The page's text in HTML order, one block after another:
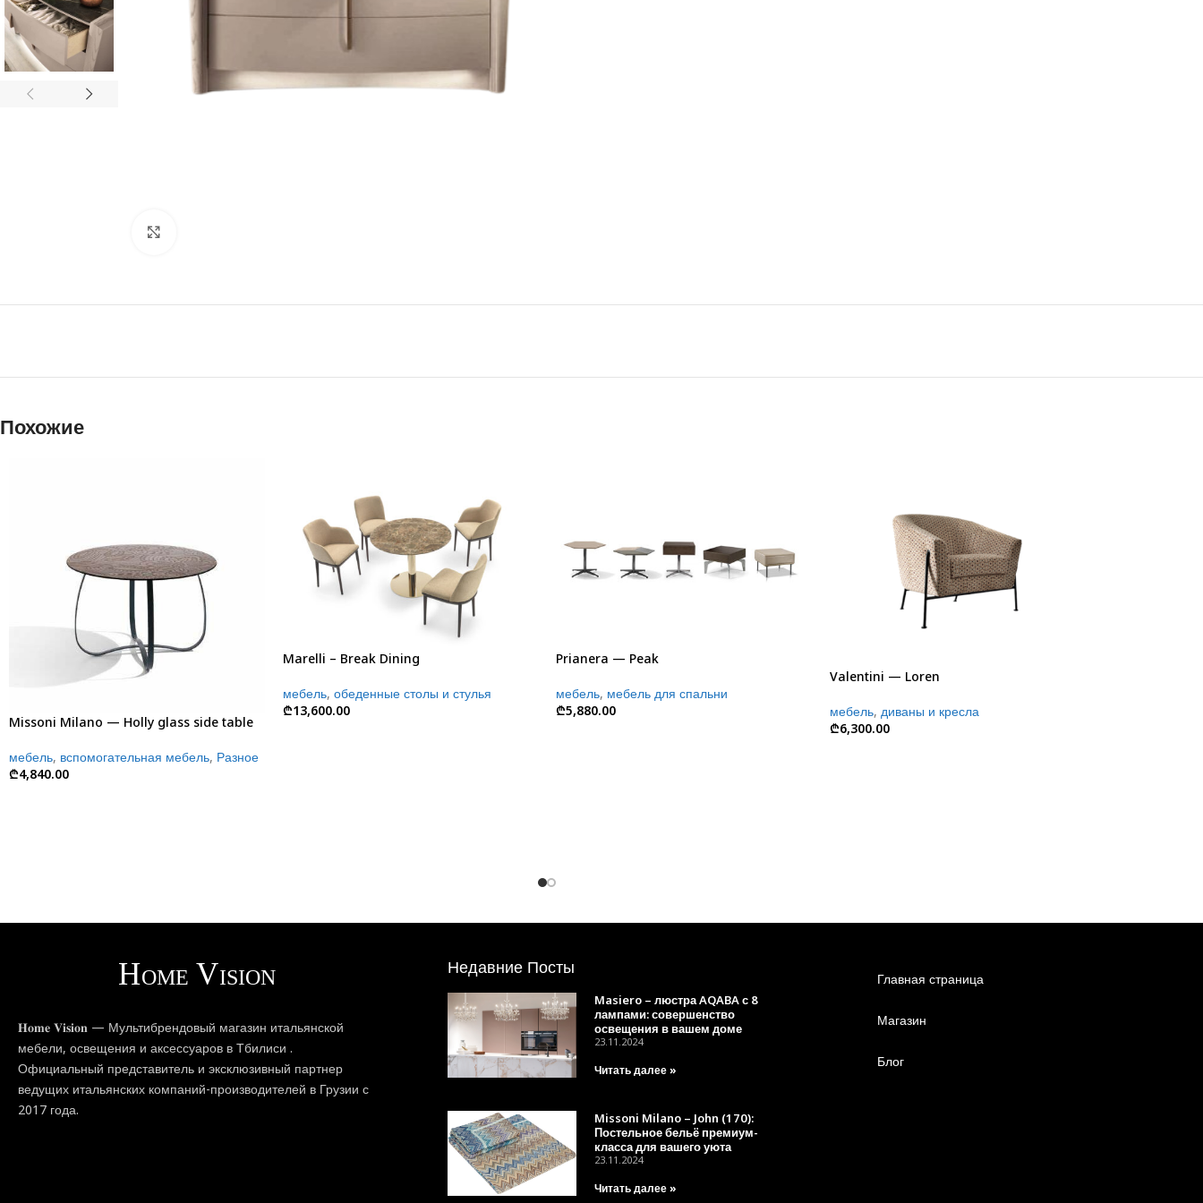
Похожие
Missoni Milano — Holly glass side table
мебель, вспомогательная мебель, Разное
₾4,840.00
Marelli – Break Dining
мебель, обеденные столы и стулья
₾13,600.00
Prianera — Peak
мебель, мебель для спальни
₾5,880.00
Valentini — Loren
мебель, диваны и кресла
₾6,300.00
𝐇𝐨𝐦𝐞 𝐕𝐢𝐬𝐢𝐨𝐧 — Мультибрендовый магазин итальянской
мебели, освещения и аксессуаров в Тбилиси .
Официальный представитель и эксклюзивный партнер
ведущих итальянских компаний-производителей в Грузии с
2017 года.
Недавние Посты
Masiero – люстра AQABA с 8
лампами: совершенство
освещения в вашем доме
23.11.2024
Читать далее »
Missoni Milano – John (170):
Постельное бельё премиум-
класса для вашего уюта
23.11.2024
Читать далее »
Главная страница
Магазин
Блог